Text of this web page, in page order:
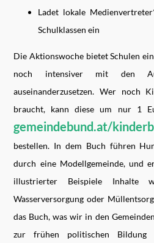
Ladet lokale
Schulklassen ein
Die Aktionswoche bietet Schulen
noch intensiver mit den
auseinanderzusetzen. Wer noch
braucht, kann diese um nur 1
gemeindebund.at/
bestellen. In dem Buch führen
durch eine Modellgemeinde, und
illustrierter Beispiele Inhalte
Wasserversorgung oder
das Buch, was wir in den
zur frühen politischen Bildung